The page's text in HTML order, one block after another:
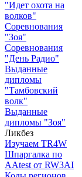
"Идет охота на
волков"
Соревнования
"Зоя"
Соревнования
"День Радио"
Выданные
дипломы
"Тамбовский
волк"
Выданные
дипломы "Зоя"
Ликбез
Изучаем TR4W
Шпаргалка по
AAtest от RW3AI